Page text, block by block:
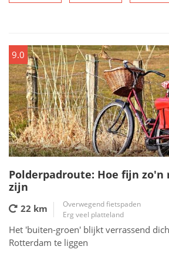
9.0
Polderpadroute: Hoe fijn
zijn
22 km
Overwegend fietspaden
Erg veel platteland
Het 'buiten-groen' blijkt verrassend
Rotterdam te liggen